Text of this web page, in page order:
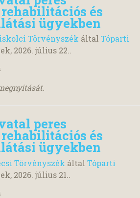
és
ügyekben
Törvényszék által Tóparti
2026. július 22..
peres
és
ügyekben
Törvényszék által Tóparti
2026. július 21..